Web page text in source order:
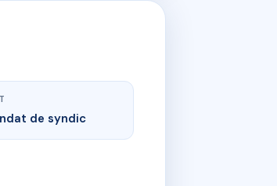
de syndic